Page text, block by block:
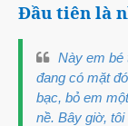
Đầu tiên là
Này em bé
đang có mặt
bạc, bỏ em
nề. Bây giờ,